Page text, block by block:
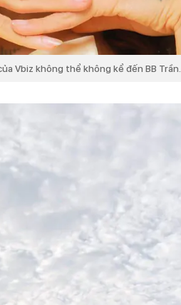
Vbiz không thể không kể đến BB Trần.